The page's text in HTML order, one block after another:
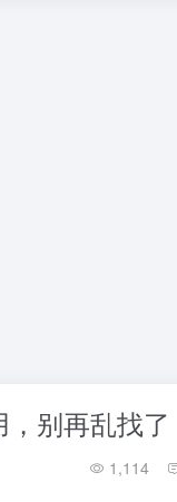
别再乱找了
1,114